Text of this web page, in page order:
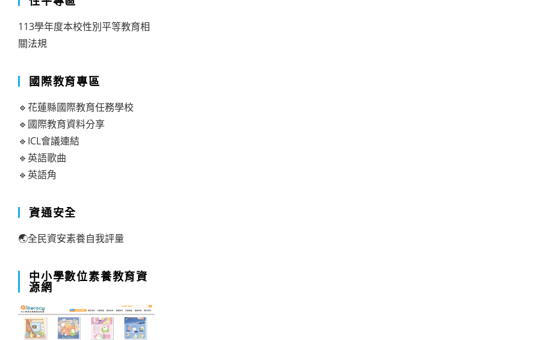
113學年度本校性別平等教育相
關法規
國際教育專區
🔹花蓮縣國際教育任務學校
🔹國際教育資料分享
🔹ICL會議連結
🔹英語歌曲
🔹英語角
資通安全
🌏全民資安素養自我評量
中小學數位素養教育資
源網